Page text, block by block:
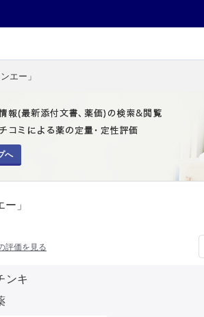
エー」
へ
」
評価を見る
ンキ